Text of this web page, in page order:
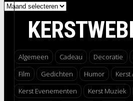
Archieven
Algemeen Cadeau Decoratie
Film
Gedichten Humor
Kerst Evenementen
Kerst Muziek